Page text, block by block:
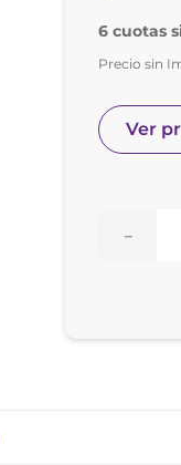
6 cuotas
Precio sin
Ver
－